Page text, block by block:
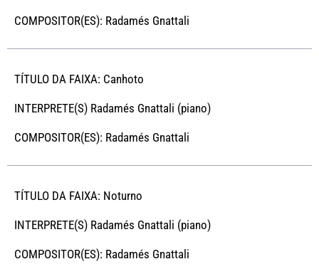
COMPOSITOR(ES): Radamés Gnattali
TÍTULO DA FAIXA: Canhoto
INTERPRETE(S) Radamés Gnattali (piano)
COMPOSITOR(ES): Radamés Gnattali
TÍTULO DA FAIXA: Noturno
INTERPRETE(S) Radamés Gnattali (piano)
COMPOSITOR(ES): Radamés Gnattali